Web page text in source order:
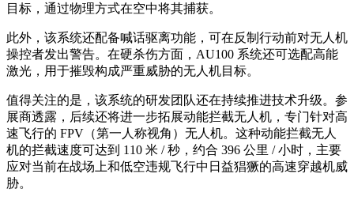
目标，通过物理方式在空中将其捕获。
此外，该系统还配备喊话驱离功能，可在反制行动前对无人机
操控者发出警告。在硬杀伤方面，AU100 系统还可选配高能
激光，用于摧毁构成严重威胁的无人机目标。
值得关注的是，该系统的研发团队还在持续推进技术升级。参
展商透露，后续还将进一步拓展动能拦截无人机，专门针对高
速飞行的 FPV（第一人称视角）无人机。这种动能拦截无人
机的拦截速度可达到 110 米 / 秒，约合 396 公里 / 小时，主要
应对当前在战场上和低空违规飞行中日益猖獗的高速穿越机威
胁。